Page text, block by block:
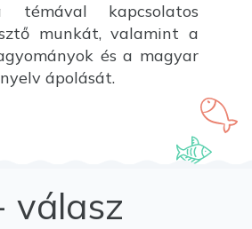
témával kapcsolatos
munkát, valamint a
és a magyar
ápolását.
válasz